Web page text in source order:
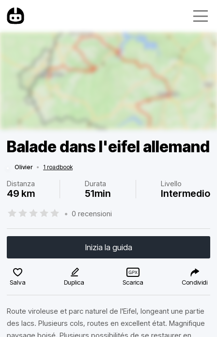
Balade dans l'eifel allemand
Olivier • 1 roadbook
Distanza
49 km
Durata
51min
Livello
Intermedio
• 0 recensioni
Inizia la guida
Salva Duplica Scarica Condividi
Route viroleuse et parc naturel de l'Eifel, longeant une partie
des lacs. Plusieurs cols, routes en excellent état. Magnifique